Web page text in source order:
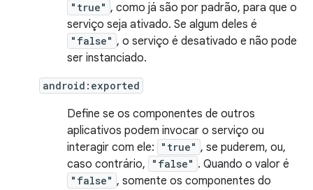
"true" , como já são por padrão, para que o
serviço seja ativado. Se algum deles é
"false" , o serviço é desativado e não pode
ser instanciado.
android:exported
Define se os componentes de outros
aplicativos podem invocar o serviço ou
interagir com ele:
"true" , se puderem, ou,
caso contrário,
"false" . Quando o valor é
"false" , somente os componentes do